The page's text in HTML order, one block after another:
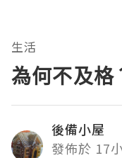
生活
為何不及格
後備小屋
發佈於 17